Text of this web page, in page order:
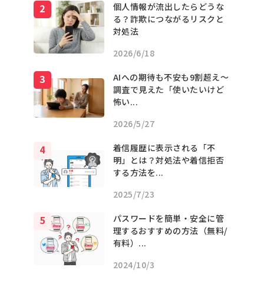
個人情報が流出したらどうな
る？詐欺につながるリスクと
対処法
2026/6/18
AIへの期待も不安も9割超え〜
調査で見えた「使いたいけど
怖い...
2026/5/27
着信履歴に表示される「不
明」とは？対処法や着信拒否
する方法を...
2025/7/23
パスワードを簡単・安全に管
理するおすすめの方法（無料/
有料）...
2024/10/3